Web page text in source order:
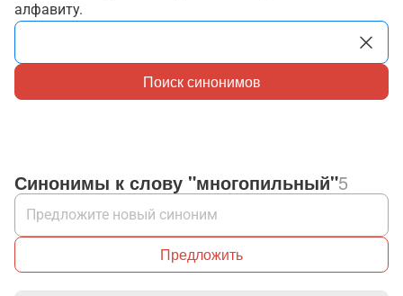
алфавиту.
Поиск синонимов
Синонимы к слову "многопильный"5
Предложить